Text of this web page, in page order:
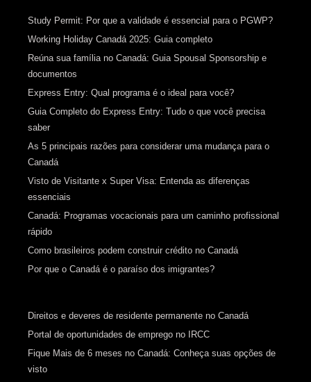
Study Permit: Por que a validade é essencial para o PGWP?
Working Holiday Canadá 2025: Guia completo
Reúna sua família no Canadá: Guia Spousal Sponsorship e
documentos
Express Entry: Qual programa é o ideal para você?
Guia Completo do Express Entry: Tudo o que você precisa
saber
As 5 principais razões para considerar uma mudança para o
Canadá
Visto de Visitante x Super Visa: Entenda as diferenças
essenciais
Canadá: Programas vocacionais para um caminho profissional
rápido
Como brasileiros podem construir crédito no Canadá
Por que o Canadá é o paraíso dos imigrantes?
Direitos e deveres de residente permanente no Canadá
Portal de oportunidades de emprego no IRCC
Fique Mais de 6 meses no Canadá: Conheça suas opções de
visto